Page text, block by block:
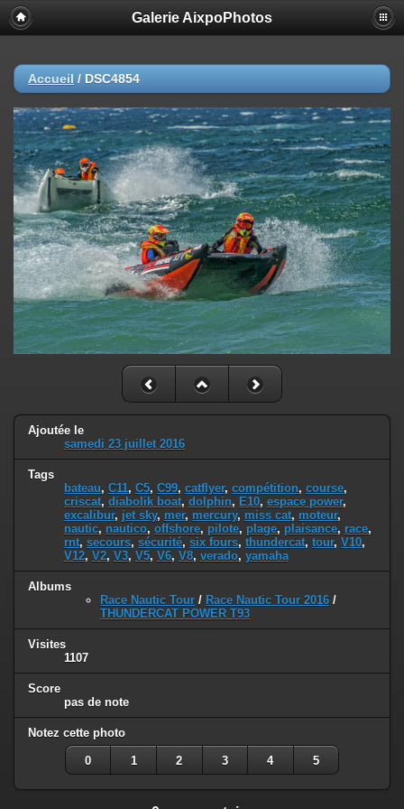
Galerie AixpoPhotos
Accueil / DSC4854
Ajoutée le
samedi 23 juillet 2016
Tags
bateau, C11, C5, C99, catflyer, compétition, course,
criscat, diabolik boat, dolphin, E10, espace power,
excalibur, jet sky, mer, mercury, miss cat, moteur,
nautic, nautico, offshore, pilote, plage, plaisance, race,
rnt, secours, sécurité, six fours, thundercat, tour, V10,
V12, V2, V3, V5, V6, V8, verado, yamaha
Albums
Race Nautic Tour / Race Nautic Tour 2016 /
THUNDERCAT POWER T93
Visites
1107
Score
pas de note
Notez cette photo
0 1 2 3 4 5